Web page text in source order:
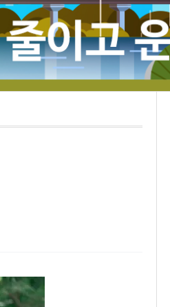
5일제생활체육실천광장(…